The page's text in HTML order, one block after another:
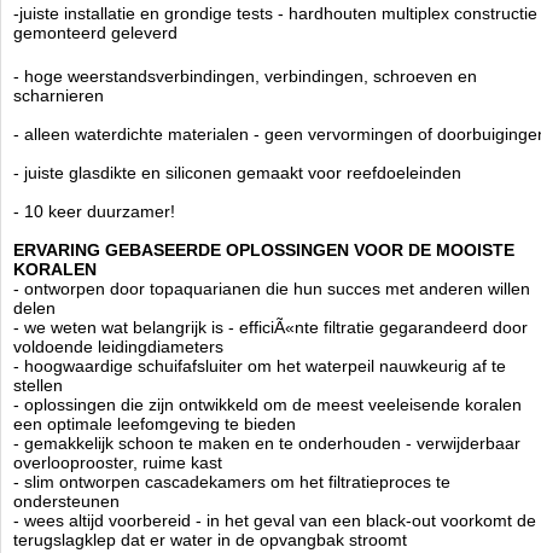
wereld, is geplaatst op een waterdichte hogedruk hardhouten multiplex
sets bereiken onze klanten met een compleet gemonteerde
draagconstructie, hierdoor bespaart u tijd en u kunt er zeker van zijn
dat het correct is gemonteerd en grondig is getest. De specifieke eisen
van zeeaquaria hebben ons doen besluiten over technologieÃÂ«n die
zeiljachten. Het garandeert duurzaamheid en veiligheid, waardoor de
markt verkrijgbaar zijn.
Marine jachttechnologie betekent alleen waterdichte
materialen gebruiken die bestand zijn tegen moeilijke
omstandigheden, d.w.z. vochtigheid of hitte. De constructie heeft geen
zwakke punten.
Naast het meerlaags geperst jacht triplex, zorgde Aquaforest voor de
kleinste details zoals Japans staal scharnieren en A2 roestvrijstalen
schroeven met verhoogde duurzaamheid. Het minimalistische ontwerp
past perfect in elk interieur, en met de verwijderbare waterdichte
externe panelen kunt u de kleur van de kast wijzigen zonder het uit
elkaar halen of verplaatsen van het aquarium. We hebben
gecombineerd esthetiek met bruikbaarheid, daarom richten we ons op
het gebruiksgemak!
- Verwijderbare externe panelen zijn afzonderlijk verkrijgbaar in 6
verschillende kleuren
- Volledig waterdicht met laserafwerking
-juiste installatie en grondige tests - hardhouten multiplex constructie
gemonteerd geleverd
- hoge weerstandsverbindingen, verbindingen, schroeven en
scharnieren
- alleen waterdichte materialen - geen vervormingen of
- juiste glasdikte en siliconen gemaakt voor reefdoeleinden
- 10 keer duurzamer!
ERVARING GEBASEERDE OPLOSSINGEN VOOR DE MOOISTE
KORALEN
- ontworpen door topaquarianen die hun succes met anderen willen
delen
- we weten wat belangrijk is - efficiÃ«nte filtratie gegarandeerd door
voldoende leidingdiameters
- hoogwaardige schuifafsluiter om het waterpeil nauwkeurig af te
stellen
- oplossingen die zijn ontwikkeld om de meest veeleisende koralen
een optimale leefomgeving te bieden
- gemakkelijk schoon te maken en te onderhouden - verwijderbaar
overlooprooster, ruime kast
- slim ontworpen cascadekamers om het filtratieproces te
ondersteunen
- wees altijd voorbereid - in het geval van een black-out voorkomt de
terugslagklep dat er water in de opvangbak stroomt